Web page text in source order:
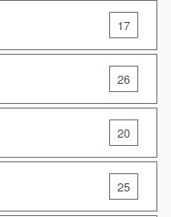
17
26
20
25